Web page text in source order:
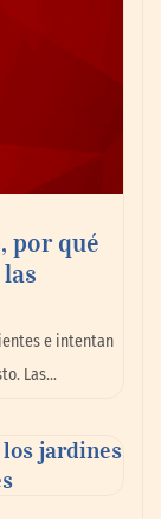
por qué
e intentan
Las…
jardines